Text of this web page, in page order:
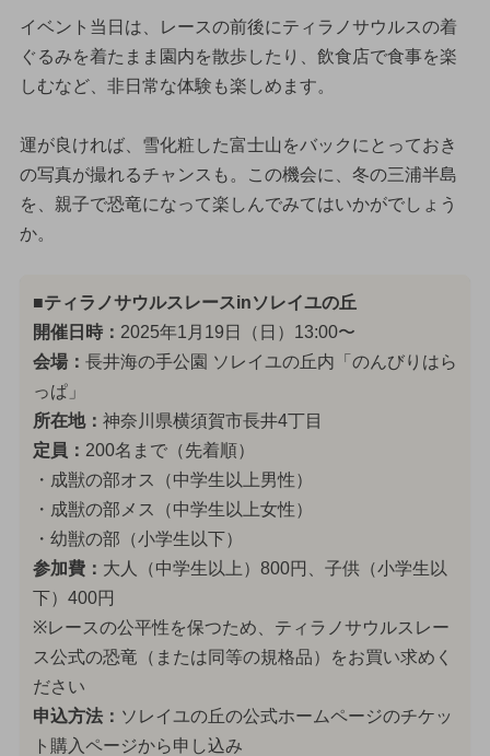
イベント当日は、レースの前後にティラノサウルスの着
ぐるみを着たまま園内を散歩したり、飲食店で食事を楽
しむなど、非日常な体験も楽しめます。
運が良ければ、雪化粧した富士山をバックにとっておき
の写真が撮れるチャンスも。この機会に、冬の三浦半島
を、親子で恐竜になって楽しんでみてはいかがでしょう
か。
■ティラノサウルスレースinソレイユの丘
開催日時： 2025年1月19日（日）13:00〜
会場： 長井海の手公園 ソレイユの丘内「のんびりはら
っぱ」
所在地： 神奈川県横須賀市長井4丁目
定員： 200名まで（先着順）
・成獣の部オス（中学生以上男性）
・成獣の部メス（中学生以上女性）
・幼獣の部（小学生以下）
参加費： 大人（中学生以上）800円、子供（小学生以
下）400円
※レースの公平性を保つため、ティラノサウルスレー
ス公式の恐竜（または同等の規格品）をお買い求めく
ださい
申込方法： ソレイユの丘の公式ホームページのチケッ
ト購入ページから申し込み